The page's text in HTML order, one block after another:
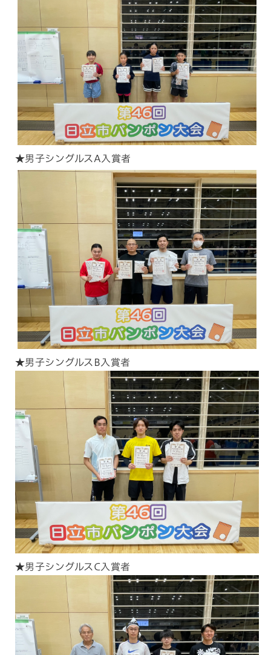
★男子シングルスA入賞者
★男子シングルスB入賞者
★男子シングルスC入賞者